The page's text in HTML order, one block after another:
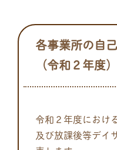
各事業所の自
（令和２年度）
令和２年度におけ
及び放課後等デイ